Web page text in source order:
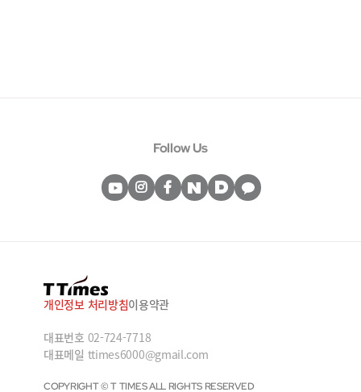
Follow Us
개인정보 처리방침이용약관
대표번호 02-724-7718
대표메일 ttimes6000@gmail.com
COPYRIGHT © T TIMES ALL RIGHTS RESERVED